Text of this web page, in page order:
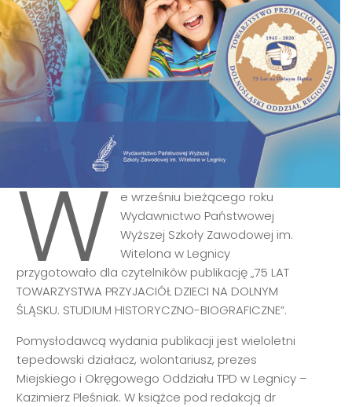
W
e wrześniu bieżącego roku
Wydawnictwo Państwowej
Wyższej Szkoły Zawodowej im.
Witelona w Legnicy
przygotowało dla czytelników publikację „75 LAT
TOWARZYSTWA PRZYJACIÓŁ DZIECI NA DOLNYM
ŚLĄSKU. STUDIUM HISTORYCZNO-BIOGRAFICZNE”.
Pomysłodawcą wydania publikacji jest wieloletni
tepedowski działacz, wolontariusz, prezes
Miejskiego i Okręgowego Oddziału TPD w Legnicy –
Kazimierz Pleśniak. W książce pod redakcją dr